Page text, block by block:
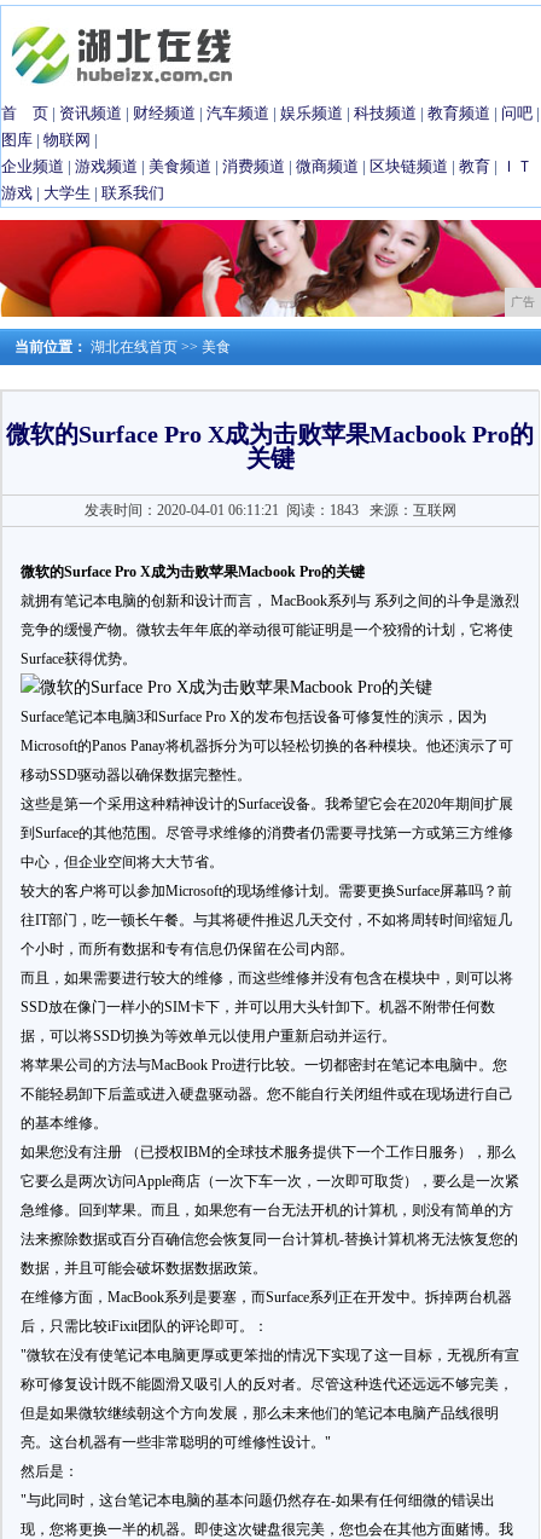
首 页 | 资讯频道 | 财经频道 | 汽车频道 | 娱乐频道 | 科技频道 | 教育频道 | 问吧 |
图库 | 物联网 |
企业频道 | 游戏频道 | 美食频道 | 消费频道 | 微商频道 | 区块链频道 | 教育 |
ＩＴ
游戏 | 大学生 | 联系我们
广告
当前位置： 湖北在线首页 >> 美食
微软的Surface Pro X成为击败苹果Macbook Pro的
关键
发表时间：2020-04-01 06:11:21 阅读：1843来源：互联网
微软的Surface Pro X成为击败苹果Macbook Pro的关键
就拥有笔记本电脑的创新和设计而言， MacBook系列与 系列之间的斗争是激烈
竞争的缓慢产物。微软去年年底的举动很可能证明是一个狡猾的计划，它将使
Surface获得优势。
Surface笔记本电脑3和Surface Pro X的发布包括设备可修复性的演示，因为
Microsoft的Panos Panay将机器拆分为可以轻松切换的各种模块。他还演示了可
移动SSD驱动器以确保数据完整性。
这些是第一个采用这种精神设计的Surface设备。我希望它会在2020年期间扩展
到Surface的其他范围。尽管寻求维修的消费者仍需要寻找第一方或第三方维修
中心，但企业空间将大大节省。
较大的客户将可以参加Microsoft的现场维修计划。需要更换Surface屏幕吗？前
往IT部门，吃一顿长午餐。与其将硬件推迟几天交付，不如将周转时间缩短几
个小时，而所有数据和专有信息仍保留在公司内部。
而且，如果需要进行较大的维修，而这些维修并没有包含在模块中，则可以将
SSD放在像门一样小的SIM卡下，并可以用大头针卸下。机器不附带任何数
据，可以将SSD切换为等效单元以使用户重新启动并运行。
将苹果公司的方法与MacBook Pro进行比较。一切都密封在笔记本电脑中。您
不能轻易卸下后盖或进入硬盘驱动器。您不能自行关闭组件或在现场进行自己
的基本维修。
如果您没有注册 （已授权IBM的全球技术服务提供下一个工作日服务），那么
它要么是两次访问Apple商店（一次下车一次，一次即可取货），要么是一次紧
急维修。回到苹果。而且，如果您有一台无法开机的计算机，则没有简单的方
法来擦除数据或百分百确信您会恢复同一台计算机-替换计算机将无法恢复您的
数据，并且可能会破坏数据数据政策。
在维修方面，MacBook系列是要塞，而Surface系列正在开发中。拆掉两台机器
后，只需比较iFixit团队的评论即可。：
"微软在没有使笔记本电脑更厚或更笨拙的情况下实现了这一目标，无视所有宣
称可修复设计既不能圆滑又吸引人的反对者。尽管这种迭代还远远不够完美，
但是如果微软继续朝这个方向发展，那么未来他们的笔记本电脑产品线很明
亮。这台机器有一些非常聪明的可维修性设计。"
然后是：
"与此同时，这台笔记本电脑的基本问题仍然存在-如果有任何细微的错误出
现，您将更换一半的机器。即使这次键盘很完美，您也会在其他方面赌博。我